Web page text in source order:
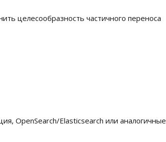
целесообразность частичного переноса
OpenSearch/Elasticsearch или аналогичные